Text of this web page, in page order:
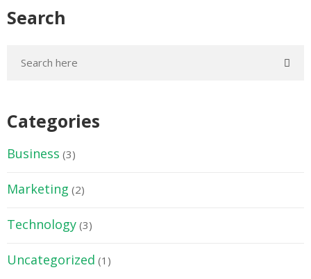
Search
Categories
Business (3)
Marketing (2)
Technology (3)
Uncategorized (1)